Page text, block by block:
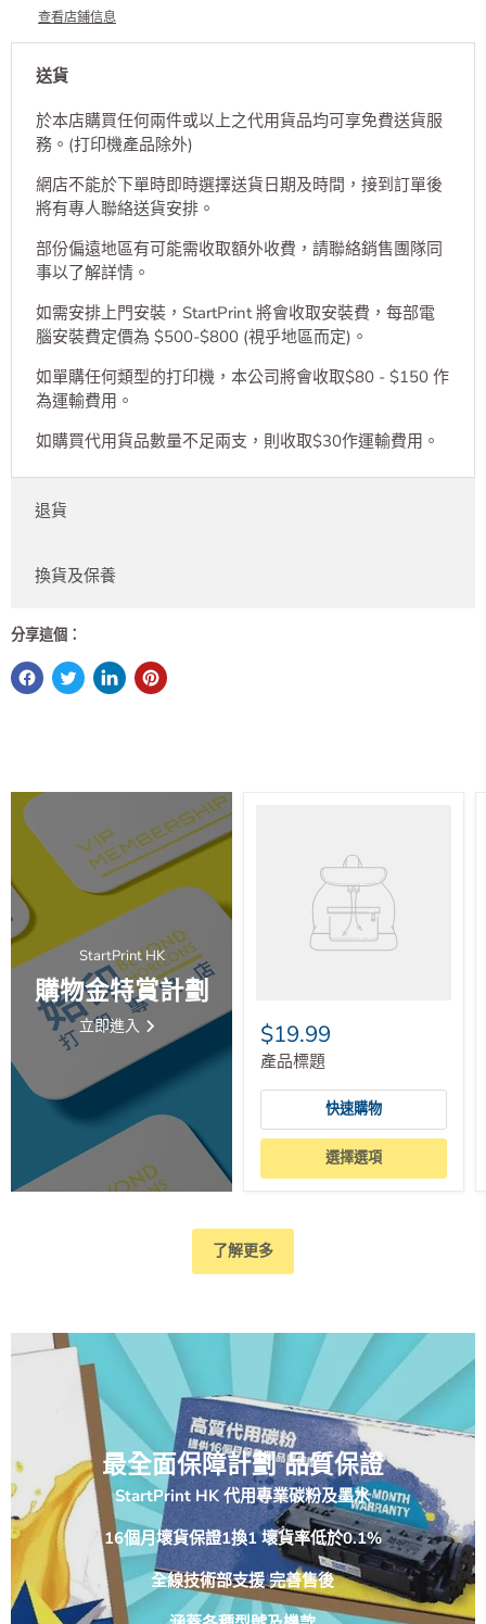
查看店鋪信息
送貨
於本店購買任何兩件或以上之代用貨品均可享免費送貨服
務。(打印機產品除外)
網店不能於下單時即時選擇送貨日期及時間，接到訂單後
將有專人聯絡送貨安排。
部份偏遠地區有可能需收取額外收費，請聯絡銷售團隊同
事以了解詳情。
如需安排上門安裝，StartPrint 將會收取安裝費，每部電
腦安裝費定價為 $500-$800 (視乎地區而定)。
如單購任何類型的打印機，本公司將會收取$80 - $150 作
為運輸費用。
如購買代用貨品數量不足兩支，則收取$30作運輸費用。
退貨
換貨及保養
分享這個：
StartPrint HK
購物金特賞計劃
立即進入 $19.99
產品標題
快速購物
選擇選項
了解更多
最全面保障計劃 品質保證
StartPrint HK 代用專業碳粉及墨水
16個月壞貨保證1換1 壞貨率低於0.1%
全線技術部支援 完善售後